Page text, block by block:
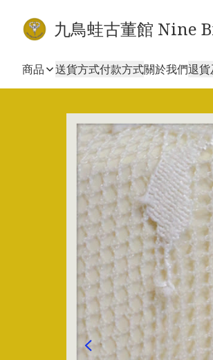
九鳥蛙古董館 Nine
商品 送貨方式付款方式關於我們退